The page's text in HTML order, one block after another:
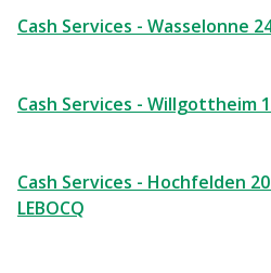
Cash Services - Wasselonne 24
Cash Services - Willgottheim
Cash Services - Hochfelden 20
LEBOCQ